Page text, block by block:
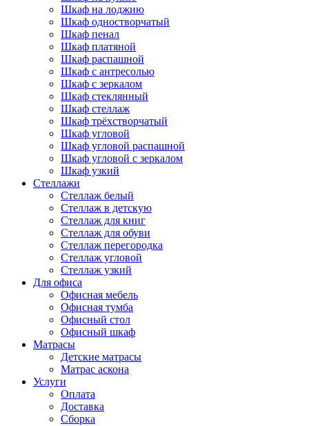
Шкаф на лоджию
Шкаф одностворчатый
Шкаф пенал
Шкаф платяной
Шкаф распашной
Шкаф с антресолью
Шкаф с зеркалом
Шкаф стеклянный
Шкаф стеллаж
Шкаф трёхстворчатый
Шкаф угловой
Шкаф угловой распашной
Шкаф угловой с зеркалом
Шкаф узкий
Стеллажи
Стеллаж белый
Стеллаж в детскую
Стеллаж для книг
Стеллаж для обуви
Стеллаж перегородка
Стеллаж угловой
Стеллаж узкий
Для офиса
Офисная мебель
Офисная тумба
Офисный стол
Офисный шкаф
Матрасы
Детские матрасы
Матрас аскона
Услуги
Оплата
Доставка
Сборка